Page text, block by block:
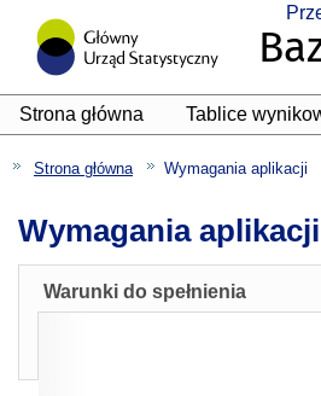
Strona główna Tablice
Strona główna Wymagania aplikacji
Wymagania aplikacji
Warunki do spełnienia